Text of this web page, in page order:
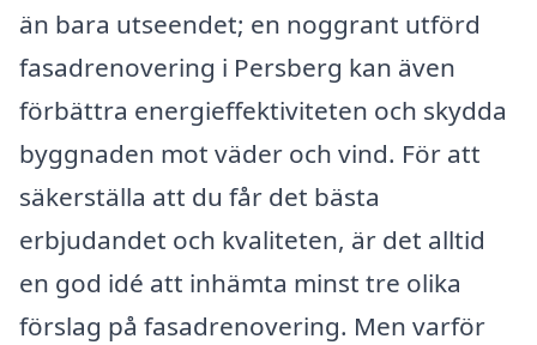
än bara utseendet; en noggrant utförd
fasadrenovering i Persberg kan även
förbättra energieffektiviteten och skydda
byggnaden mot väder och vind. För att
säkerställa att du får det bästa
erbjudandet och kvaliteten, är det alltid
en god idé att inhämta minst tre olika
förslag på fasadrenovering. Men varför